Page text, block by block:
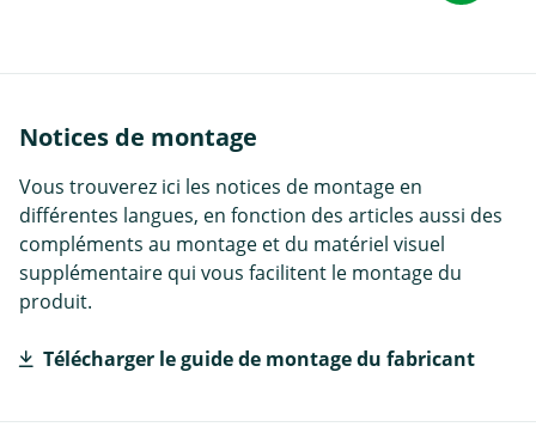
Notices de montage
Vous trouverez ici les notices de montage en
différentes langues, en fonction des articles aussi des
compléments au montage et du matériel visuel
supplémentaire qui vous facilitent le montage du
produit.
Télécharger le guide de montage du fabricant